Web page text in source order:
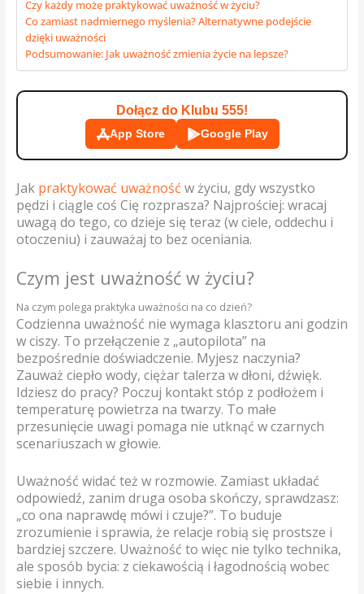
Czy każdy może praktykować uważność w życiu?
Co zamiast nadmiernego myślenia? Alternatywne podejście
dzięki uważności
Podsumowanie: Jak uważność zmienia życie na lepsze?
Dołącz do Klubu 555!
App Store Google Play
Jak praktykować uważność w życiu, gdy wszystko
pędzi i ciągle coś Cię rozprasza? Najprościej: wracaj
uwagą do tego, co dzieje się teraz (w ciele, oddechu i
otoczeniu) i zauważaj to bez oceniania.
Czym jest uważność w życiu?
Na czym polega praktyka uważności na co dzień?
Codzienna uważność nie wymaga klasztoru ani godzin
w ciszy. To przełączenie z „autopilota” na
bezpośrednie doświadczenie. Myjesz naczynia?
Zauważ ciepło wody, ciężar talerza w dłoni, dźwięk.
Idziesz do pracy? Poczuj kontakt stóp z podłożem i
temperaturę powietrza na twarzy. To małe
przesunięcie uwagi pomaga nie utknąć w czarnych
scenariuszach w głowie.
Uważność widać też w rozmowie. Zamiast układać
odpowiedź, zanim druga osoba skończy, sprawdzasz:
„co ona naprawdę mówi i czuje?”. To buduje
zrozumienie i sprawia, że relacje robią się prostsze i
bardziej szczere. Uważność to więc nie tylko technika,
ale sposób bycia: z ciekawością i łagodnością wobec
siebie i innych.